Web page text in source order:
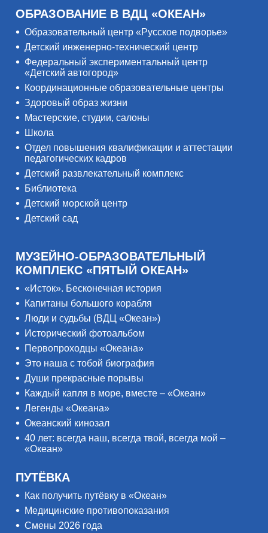
ОБРАЗОВАНИЕ В ВДЦ «ОКЕАН»
Образовательный центр «Русское подворье»
Детский инженерно-технический центр
Федеральный экспериментальный центр
«Детский автогород»
Координационные образовательные центры
Здоровый образ жизни
Мастерские, студии, салоны
Школа
Отдел повышения квалификации и аттестации
педагогических кадров
Детский развлекательный комплекс
Библиотека
Детский морской центр
Детский сад
МУЗЕЙНО-ОБРАЗОВАТЕЛЬНЫЙ
КОМПЛЕКС «ПЯТЫЙ ОКЕАН»
«Исток». Бесконечная история
Капитаны большого корабля
Люди и судьбы (ВДЦ «Океан»)
Исторический фотоальбом
Первопроходцы «Океана»
Это наша с тобой биография
Души прекрасные порывы
Каждый капля в море, вместе – «Океан»
Легенды «Океана»
Океанский кинозал
40 лет: всегда наш, всегда твой, всегда мой –
«Океан»
ПУТЁВКА
Как получить путёвку в «Океан»
Медицинские противопоказания
Смены 2026 года